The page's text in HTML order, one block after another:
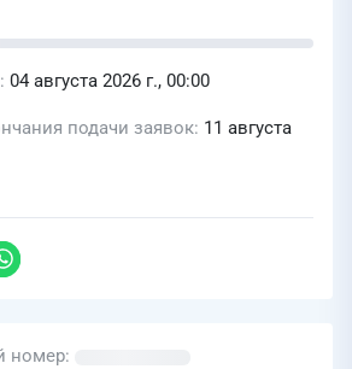
04 августа 2026 г., 00:00
подачи заявок 11 августа
номер